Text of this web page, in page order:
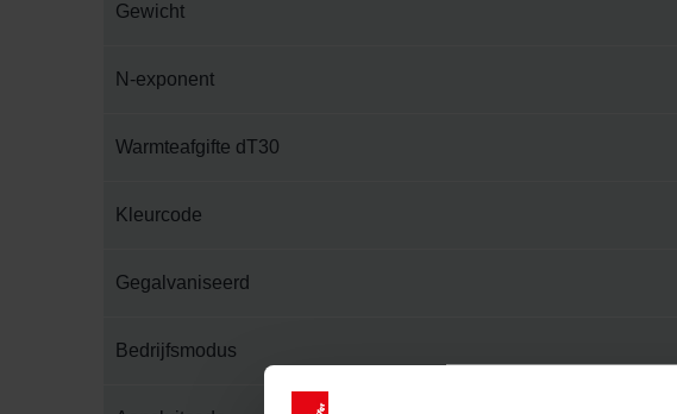
Gewicht
N-exponent
Warmteafgifte dT30
Kleurcode
Gegalvaniseerd
Bedrijfsmodus